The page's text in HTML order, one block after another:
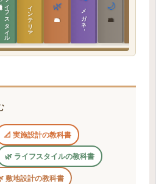
ラ
イ
フ
ス
タ
イ
ル
の インテリア設計 🌿
敷地設計の教科書 メガネ｜転職 🌙
建築思想の教科書
📐 実施設計の教科書
🌿 ライフスタイルの教科書
敷地設計の教科書